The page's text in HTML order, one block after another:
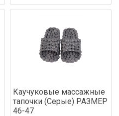
Каучуковые массажные
тапочки (Серые) РАЗМЕР
46-47